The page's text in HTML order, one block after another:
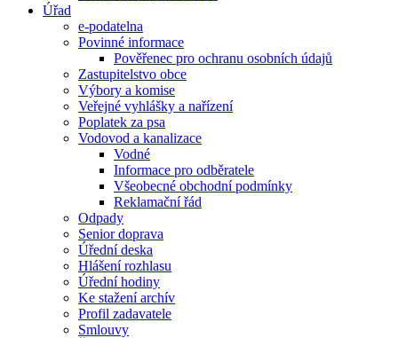
Úřad
e-podatelna
Povinné informace
Pověřenec pro ochranu osobních údajů
Zastupitelstvo obce
Výbory a komise
Veřejné vyhlášky a nařízení
Poplatek za psa
Vodovod a kanalizace
Vodné
Informace pro odběratele
Všeobecné obchodní podmínky
Reklamační řád
Odpady
Senior doprava
Úřední deska
Hlášení rozhlasu
Úřední hodiny
Ke stažení archív
Profil zadavatele
Smlouvy